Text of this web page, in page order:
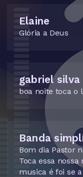
Elaine
Glória a Deus
gabriel silva
boa noite toca o
Banda
Bom dia Pastor
Toca essa
musica é foi se a